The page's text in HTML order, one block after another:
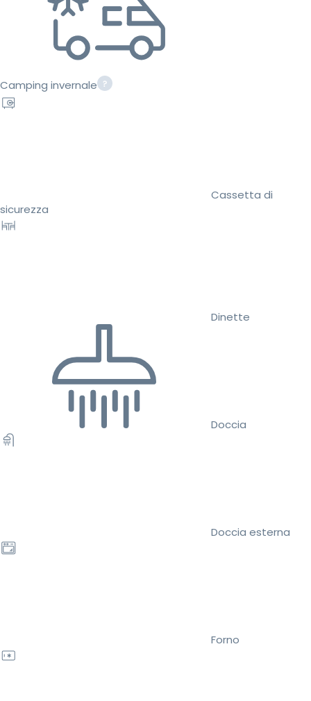
Camping invernale
Cassetta di
sicurezza
Dinette
Doccia
Doccia esterna
Forno